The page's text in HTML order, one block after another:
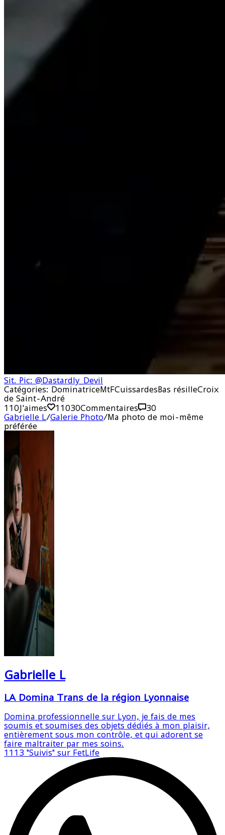
Sit. Pic: @Dastardly_Devil
Catégories: DominatriceMtFCuissardesBas résilleCroix
de Saint-André
110J'aimes 11030Commentaires
30
Gabrielle L/Galerie Photo/Ma photo de moi-même
préférée
Gabrielle L
LA Domina Trans de la région Lyonnaise
Domina professionnelle sur Lyon, je fais de mes
soumis et soumises des objets dédiés à mon plaisir,
entièrement sous mon contrôle, et qui adorent se
faire maltraiter par mes soins.
1113 "Suivis" sur FetLife